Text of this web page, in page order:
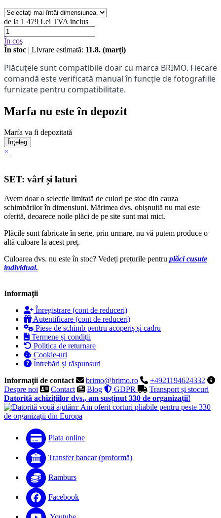
de la 1 479 Lei TVA inclus
În coş
În stoc | Livrare estimată: 11.8. (marți)
Plăcuțele sunt compatibile doar cu marca BRIMO. Fiecare
comandă este verificată manual în funcție de fotografiile
furnizate pentru compatibilitate.
Marfa nu este în depozit
Marfa va fi depozitată
Înţeleg
×
SET: vârf și laturi
Avem doar o selecție limitată de culori pe stoc din cauza
schimbărilor în dimensiuni. Mărimea dvs. obișnuită nu mai este
oferită, deoarece noile plăci de pe site sunt mai mici.
Plăcile sunt fabricate în serie, prin urmare, nu vă putem produce o
altă culoare la acest preț.
Culoarea dvs. nu este în stoc? Vedeți prețurile pentru plăci cusute
individual.
Informaţii
Înregistrare (cont de reduceri)
Autentificare (cont de reduceri)
Piese de schimb pentru acoperiș și cadru
Termene și condiții
Politica de returnare
Cookie-uri
Întrebări și răspunsuri
Informaţii de contact
brimo@brimo.ro
+4921194624332
Despre noi
Contact Blog GDPR
Transport și stocuri
Datorită achizițiilor dvs., am susținut 330 de organizații!
Plata online
Transfer bancar (proformă)
Ramburs
Facebook